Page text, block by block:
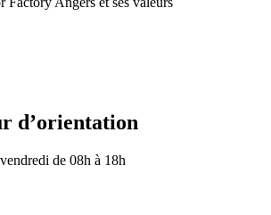
d’orientation
de 08h à 18h